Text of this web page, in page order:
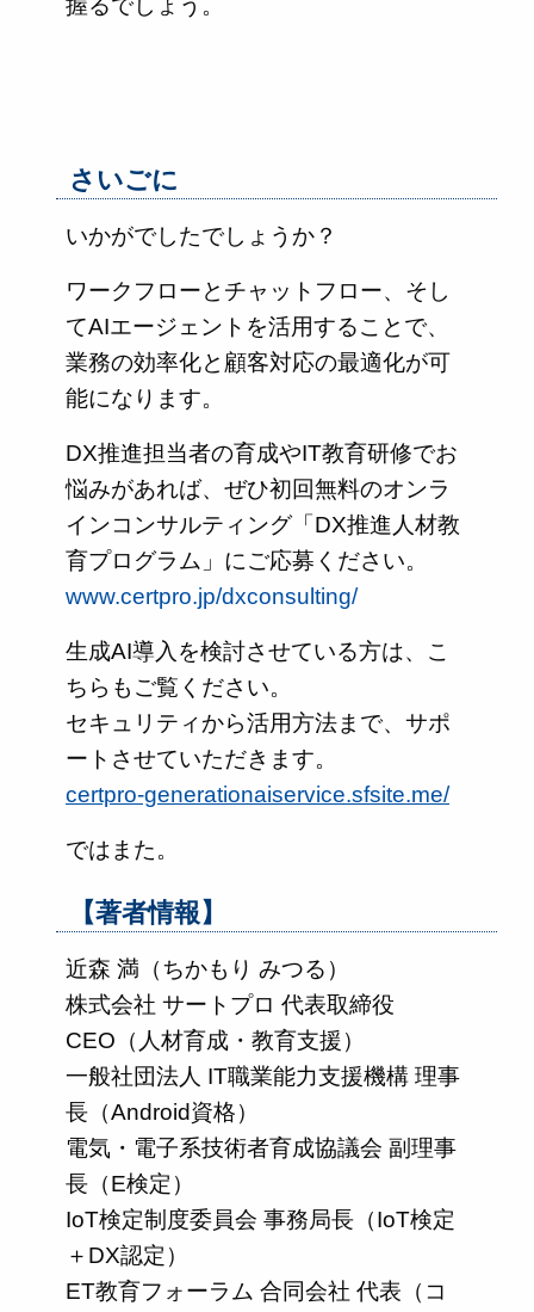
握るでしょう。
さいごに
いかがでしたでしょうか？
ワークフローとチャットフロー、そし
てAIエージェントを活用することで、
業務の効率化と顧客対応の最適化が可
能になります。
DX推進担当者の育成やIT教育研修でお
悩みがあれば、ぜひ初回無料のオンラ
インコンサルティング「DX推進人材教
育プログラム」にご応募ください。
www.certpro.jp/dxconsulting/
生成AI導入を検討させている方は、こ
ちらもご覧ください。
セキュリティから活用方法まで、サポ
ートさせていただきます。
certpro-generationaiservice.sfsite.me/
ではまた。
【著者情報】
近森 満（ちかもり みつる）
株式会社 サートプロ 代表取締役
CEO（人材育成・教育支援）
一般社団法人 IT職業能力支援機構 理事
長（Android資格）
電気・電子系技術者育成協議会 副理事
長（E検定）
IoT検定制度委員会 事務局長（IoT検定
＋DX認定）
ET教育フォーラム 合同会社 代表（コ